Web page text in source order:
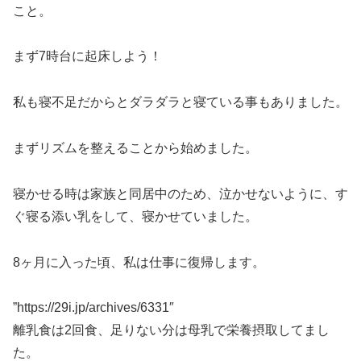
こと。
まず7時台に起床しよう！
私も寝不足だからとダラダラと寝ている事もありました。
まずリズムを整えることから始めました。
寝かせる時は家族と同居中のため、泣かせないように、す
ぐ寝る添い乳をして、寝かせていました。
8ヶ月に入った頃、私は仕事に復帰します。
”https://29i.jp/archives/6331″
離乳食は2回食、足りない分は母乳で栄養摂取してまし
た。